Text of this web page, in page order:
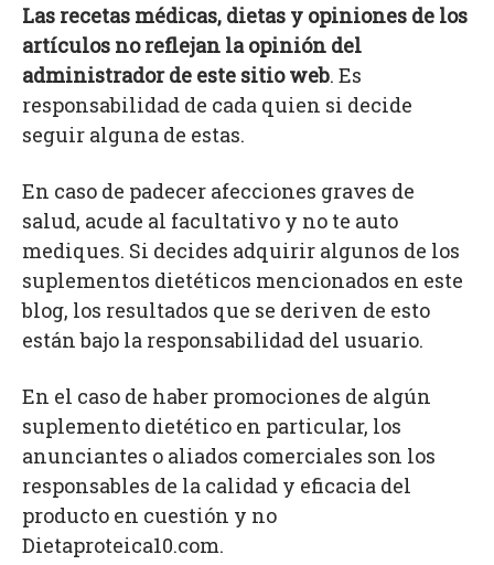
Las recetas médicas, dietas y opiniones de los
artículos no reflejan la opinión del
administrador de este sitio web. Es
responsabilidad de cada quien si decide
seguir alguna de estas.
En caso de padecer afecciones graves de
salud, acude al facultativo y no te auto
mediques. Si decides adquirir algunos de los
suplementos dietéticos mencionados en este
blog, los resultados que se deriven de esto
están bajo la responsabilidad del usuario.
En el caso de haber promociones de algún
suplemento dietético en particular, los
anunciantes o aliados comerciales son los
responsables de la calidad y eficacia del
producto en cuestión y no
Dietaproteica10.com.